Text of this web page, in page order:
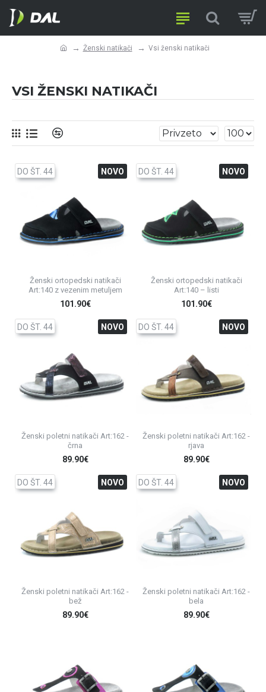
Ženski natikači Vsi ženski natikači
VSI ŽENSKI NATIKAČI
NOVO
DO ŠT. 44
Ženski ortopedski natikači
Art:140 z vezenim metuljem
101.90€
NOVO
DO ŠT. 44
Ženski ortopedski natikači
Art:140 – listi
101.90€
NOVO
DO ŠT. 44
Ženski poletni natikači Art:162 -
črna
89.90€
NOVO
DO ŠT. 44
Ženski poletni natikači Art:162 -
rjava
89.90€
NOVO
DO ŠT. 44
Ženski poletni natikači Art:162 -
bež
89.90€
NOVO
DO ŠT. 44
Ženski poletni natikači Art:162 -
bela
89.90€